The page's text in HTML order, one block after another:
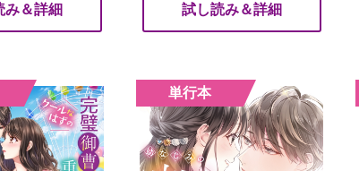
み＆詳細 試し読み＆詳細